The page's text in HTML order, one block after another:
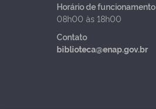
Horário de funcionamento
08h00 às 18h00
Contato
biblioteca@enap.gov.br